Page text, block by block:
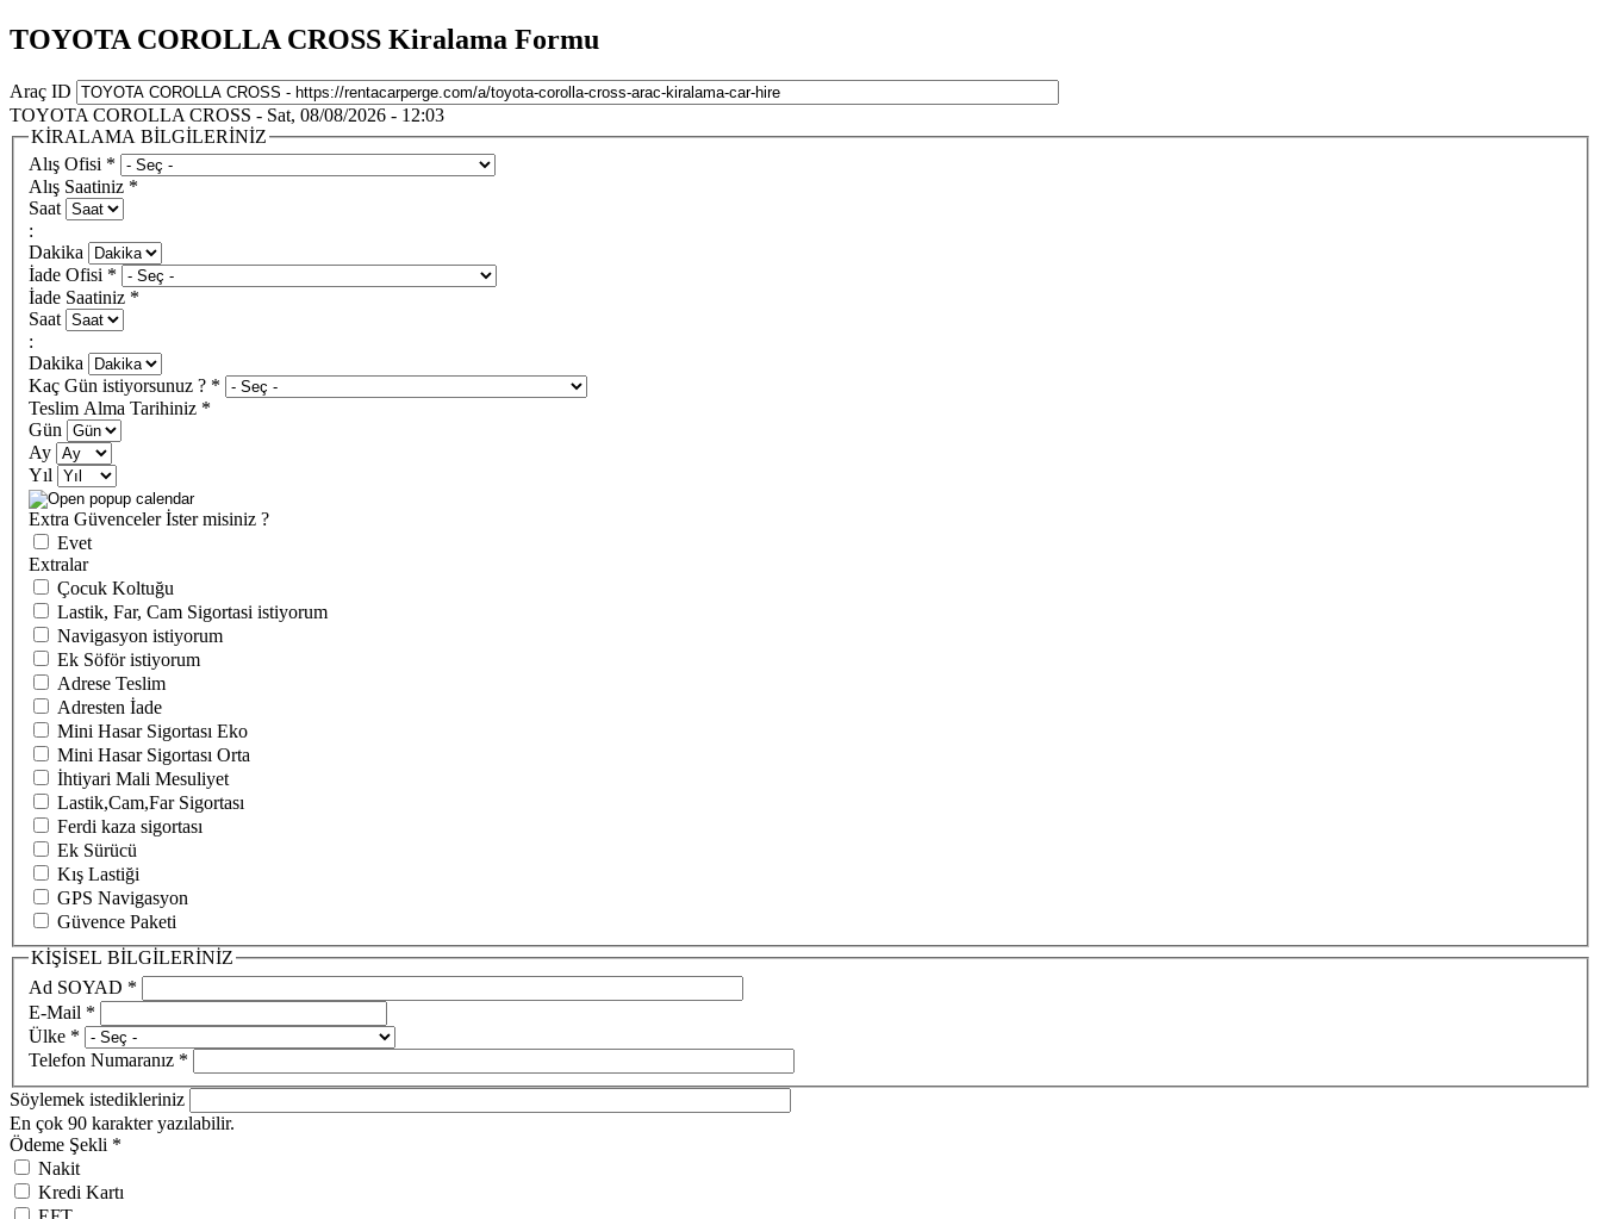
TOYOTA COROLLA CROSS Kiralama Formu
Araç ID
TOYOTA COROLLA CROSS - Sat, 08/08/2026 - 12:03
KİRALAMA BİLGİLERİNİZ
Alış Ofisi *
Alış Saatiniz *
Saat
:
Dakika
İade Ofisi *
İade Saatiniz *
Saat
:
Dakika
Kaç Gün istiyorsunuz ? *
Teslim Alma Tarihiniz *
Gün
Ay
Yıl
Extra Güvenceler İster misiniz ?
Evet
Extralar
Çocuk Koltuğu
Lastik, Far, Cam Sigortasi istiyorum
Navigasyon istiyorum
Ek Söför istiyorum
Adrese Teslim
Adresten İade
Mini Hasar Sigortası Eko
Mini Hasar Sigortası Orta
İhtiyari Mali Mesuliyet
Lastik,Cam,Far Sigortası
Ferdi kaza sigortası
Ek Sürücü
Kış Lastiği
GPS Navigasyon
Güvence Paketi
KİŞİSEL BİLGİLERİNİZ
Ad SOYAD *
E-Mail *
Ülke *
Telefon Numaranız *
Söylemek istedikleriniz
En çok 90 karakter yazılabilir.
Ödeme Şekli *
Nakit
Kredi Kartı